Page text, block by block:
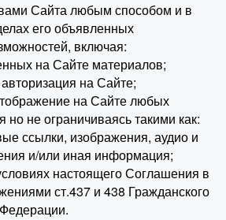
Сайта любым способом и в
его объявленных
включая:
на Сайте материалов;
на Сайте;
на Сайте любых
не ограничиваясь такими как:
ссылки, изображения, аудио и
и/или иная информация;
настоящего Соглашения в
ст.437 и 438 Гражданского